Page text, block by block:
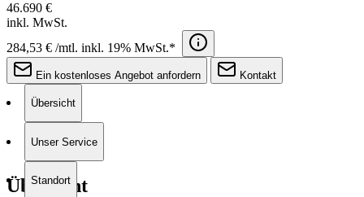
46.690 €
inkl. MwSt.
284,53 € /mtl. inkl. 19% MwSt.*
Ein kostenloses Angebot anfordern Kontakt
Übersicht
Unser Service
Standort
Übersicht